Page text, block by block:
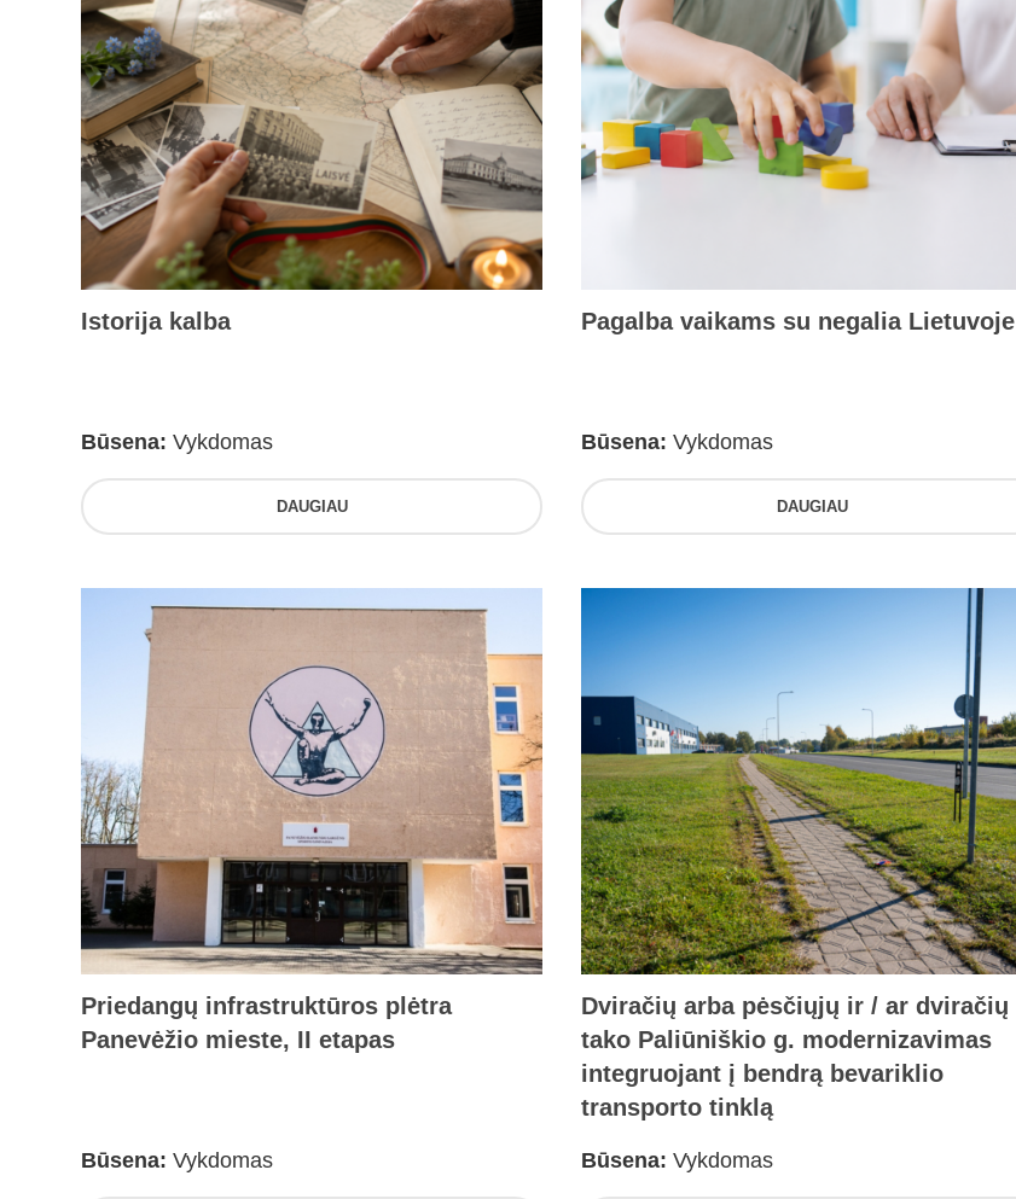
Istorija kalba
Būsena: Vykdomas
DAUGIAU
Pagalba vaikams su negalia Lietuvoje
Būsena: Vykdomas
DAUGIAU
Priedangų infrastruktūros plėtra
Panevėžio mieste, II etapas
Būsena: Vykdomas
Dviračių arba pėsčiųjų ir / ar dviračių
tako Paliūniškio g. modernizavimas
integruojant į bendrą bevariklio
transporto tinklą
Būsena: Vykdomas